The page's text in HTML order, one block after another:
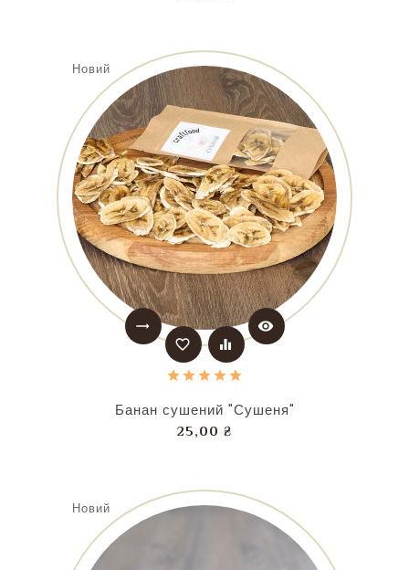
Новий
trending_flat
favorite_border
equalizer
visibility
Банан сушений "Сушеня"
25,00 ₴
Новий